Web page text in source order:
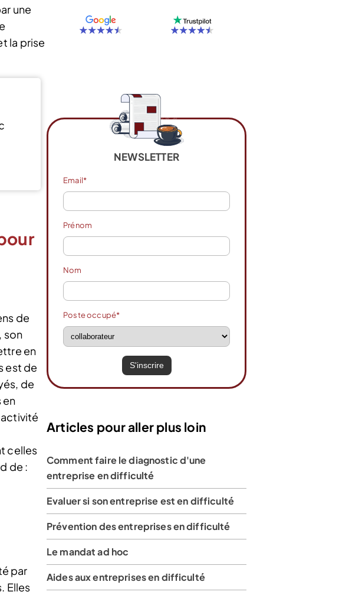
une
la prise
de
son
en
est de
de
en
celles
de :
par
Elles
NEWSLETTER
Email*
Prénom
Nom
Poste occupé*
Articles pour aller plus loin
Comment faire le diagnostic d'une
entreprise en difficulté
Evaluer si son entreprise est en difficulté
Prévention des entreprises en difficulté
Le mandat ad hoc
Aides aux entreprises en difficulté